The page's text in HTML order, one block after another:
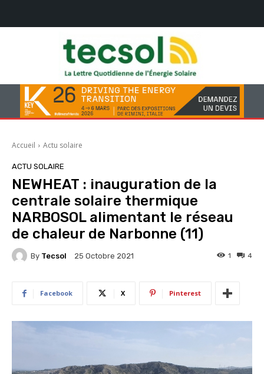
Accueil Actu solaire
ACTU SOLAIRE
NEWHEAT : inauguration de la
centrale solaire thermique
NARBOSOL alimentant le réseau
de chaleur de Narbonne (11)
By Tecsol 25 Octobre 2021 4
1
Facebook X Pinterest